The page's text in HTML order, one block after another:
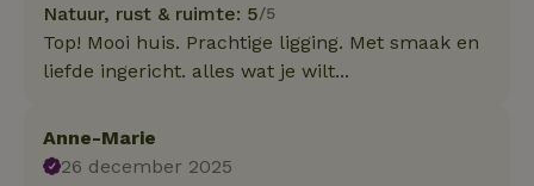
Natuur, rust & ruimte: 5/5
Top! Mooi huis. Prachtige ligging. Met smaak en
liefde ingericht. alles wat je wilt...
Anne-Marie
26 december 2025